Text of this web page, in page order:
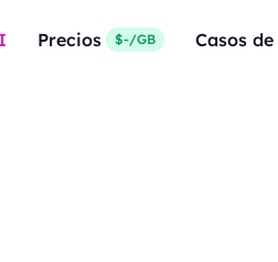
Precios $-/GB Casos